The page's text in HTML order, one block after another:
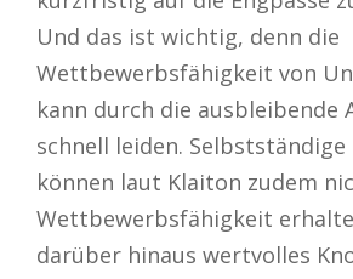
Und das ist wichtig, denn die
Wettbewerbsfähigkeit von
kann durch die ausbleibende
schnell leiden.
können laut Klaiton zudem
Wettbewerbsfähigkeit
darüber hinaus wertvolles